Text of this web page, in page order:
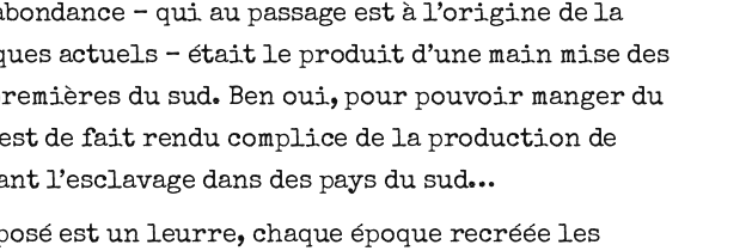
– qui au passage est à l’origine de la
actuels – était le produit d’une main mise des
du sud. Ben oui, pour pouvoir manger du
de fait rendu complice de la production de
l’esclavage dans des pays du sud…
est un leurre, chaque époque recréée les